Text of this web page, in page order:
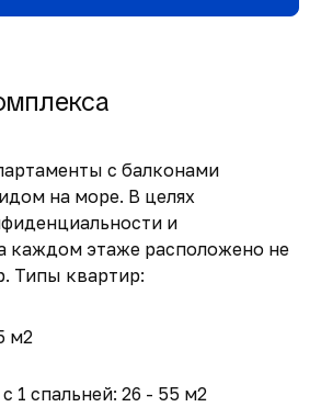
с балконами
на море. В целях
и
каждом этаже расположено не
Типы квартир:
м2
1 спальней: 26 - 55 м2